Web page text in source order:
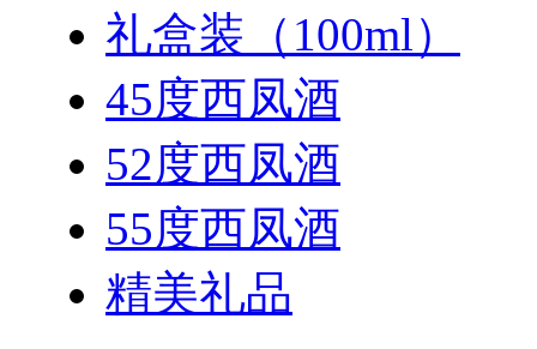
礼盒装（100ml）
45度西凤酒
52度西凤酒
55度西凤酒
精美礼品